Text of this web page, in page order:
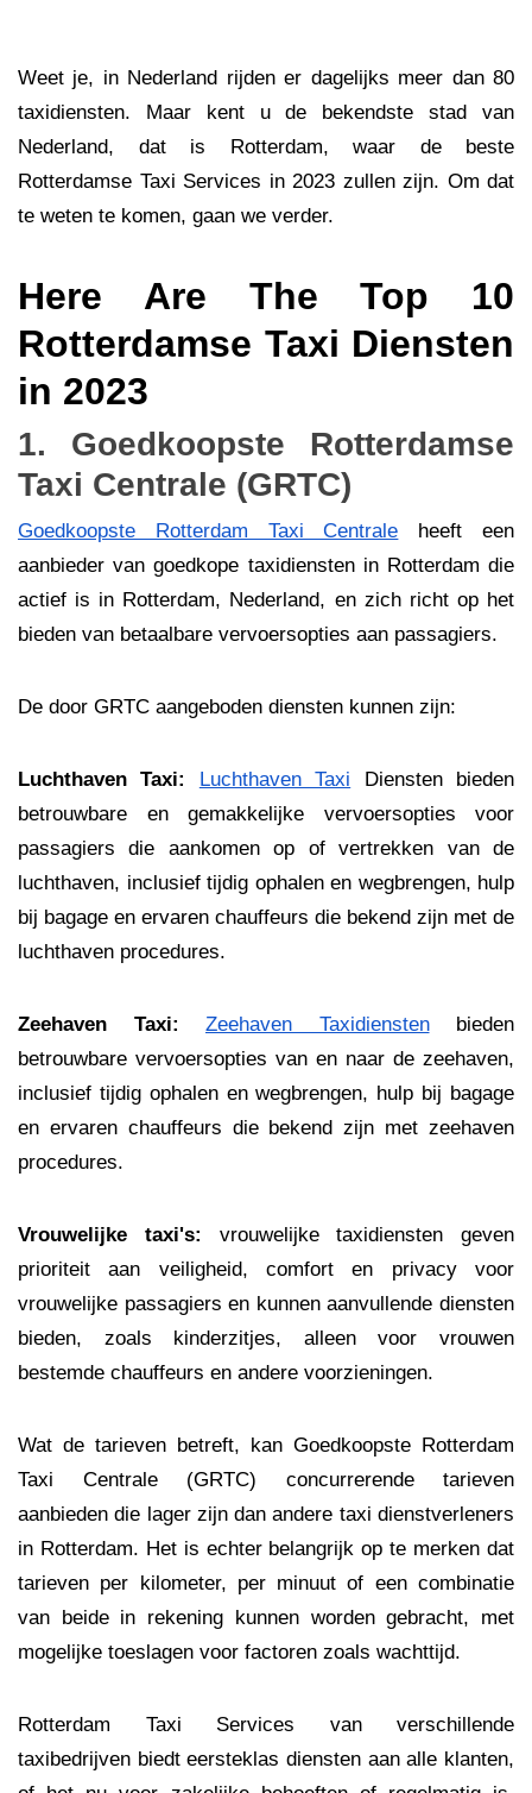
Weet je, in Nederland rijden er dagelijks meer dan 80
taxidiensten. Maar kent u de bekendste stad van
Nederland, dat is Rotterdam, waar de beste
Rotterdamse Taxi Services in 2023 zullen zijn. Om dat
te weten te komen, gaan we verder.
Here Are The Top 10
Rotterdamse Taxi Diensten
in 2023
1. Goedkoopste Rotterdamse
Taxi Centrale (GRTC)
Goedkoopste Rotterdam Taxi Centrale heeft een
aanbieder van goedkope taxidiensten in Rotterdam die
actief is in Rotterdam, Nederland, en zich richt op het
bieden van betaalbare vervoersopties aan passagiers.
De door GRTC aangeboden diensten kunnen zijn:
Luchthaven Taxi: Luchthaven Taxi Diensten bieden
betrouwbare en gemakkelijke vervoersopties voor
passagiers die aankomen op of vertrekken van de
luchthaven, inclusief tijdig ophalen en wegbrengen, hulp
bij bagage en ervaren chauffeurs die bekend zijn met de
luchthaven procedures.
Zeehaven Taxi: Zeehaven Taxidienstenbieden
betrouwbare vervoersopties van en naar de zeehaven,
inclusief tijdig ophalen en wegbrengen, hulp bij bagage
en ervaren chauffeurs die bekend zijn met zeehaven
procedures.
Vrouwelijke taxi's: vrouwelijke taxidiensten geven
prioriteit aan veiligheid, comfort en privacy voor
vrouwelijke passagiers en kunnen aanvullende diensten
bieden, zoals kinderzitjes, alleen voor vrouwen
bestemde chauffeurs en andere voorzieningen.
Wat de tarieven betreft, kan Goedkoopste Rotterdam
Taxi Centrale (GRTC) concurrerende tarieven
aanbieden die lager zijn dan andere taxi dienstverleners
in Rotterdam. Het is echter belangrijk op te merken dat
tarieven per kilometer, per minuut of een combinatie
van beide in rekening kunnen worden gebracht, met
mogelijke toeslagen voor factoren zoals wachttijd.
Rotterdam Taxi Services van verschillende
taxibedrijven biedt eersteklas diensten aan alle klanten,